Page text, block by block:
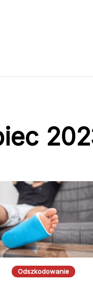
Odszkodowanie